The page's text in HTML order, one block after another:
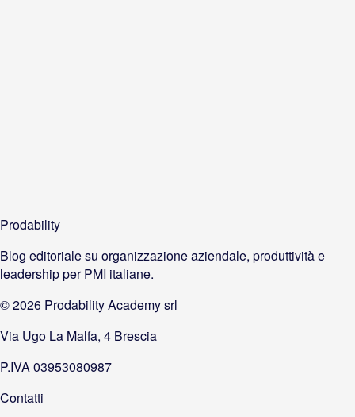
Prodability
Blog editoriale su organizzazione aziendale, produttività e
leadership per PMI italiane.
©2026 Prodability Academy srl
Via Ugo La Malfa, 4 Brescia
P.IVA 03953080987
Contatti